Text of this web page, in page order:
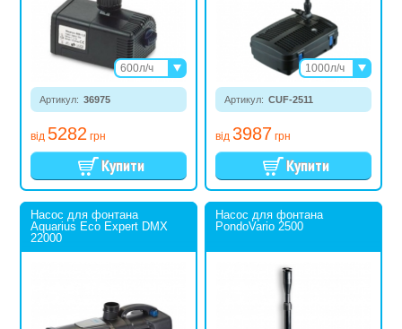
Артикул: 36975
від 5282 грн
600л/ч
1000л/ч
2000л/ч
4000л/ч
5000л/ч
6000л/ч
12000л/ч
Артикул: CUF-2511
від 3987 грн
1000л/ч
2000л/ч
2500л/ч
Насос для фонтана
Aquarius Eco Expert DMX
22000
Насос для фонтана
PondoVario 2500